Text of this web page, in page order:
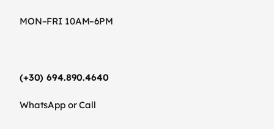
MON–FRI 10AM–6PM
(+30) 694.890.4640
WhatsApp or Call